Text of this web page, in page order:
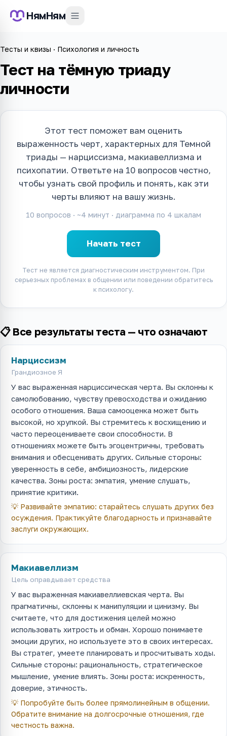
НямНям
Тесты и квизы · Психология и личность
Тест на тёмную триаду
личности
Этот тест поможет вам оценить
выраженность черт, характерных для Темной
триады — нарциссизма, макиавеллизма и
психопатии. Ответьте на 10 вопросов честно,
чтобы узнать свой профиль и понять, как эти
черты влияют на вашу жизнь.
10 вопросов · ~4 минут · диаграмма по 4 шкалам
Начать тест
Тест не является диагностическим инструментом. При
серьезных проблемах в общении или поведении обратитесь
к психологу.
📋 Все результаты теста — что означают
Нарциссизм
Грандиозное Я
У вас выраженная нарциссическая черта. Вы склонны к
самолюбованию, чувству превосходства и ожиданию
особого отношения. Ваша самооценка может быть
высокой, но хрупкой. Вы стремитесь к восхищению и
часто переоцениваете свои способности. В
отношениях можете быть эгоцентричны, требовать
внимания и обесценивать других. Сильные стороны:
уверенность в себе, амбициозность, лидерские
качества. Зоны роста: эмпатия, умение слушать,
принятие критики.
💡 Развивайте эмпатию: старайтесь слушать других без
осуждения. Практикуйте благодарность и признавайте
заслуги окружающих.
Макиавеллизм
Цель оправдывает средства
У вас выраженная макиавеллиевская черта. Вы
прагматичны, склонны к манипуляции и цинизму. Вы
считаете, что для достижения целей можно
использовать хитрость и обман. Хорошо понимаете
эмоции других, но используете это в своих интересах.
Вы стратег, умеете планировать и просчитывать ходы.
Сильные стороны: рациональность, стратегическое
мышление, умение влиять. Зоны роста: искренность,
доверие, этичность.
💡 Попробуйте быть более прямолинейным в общении.
Обратите внимание на долгосрочные отношения, где
честность важна.